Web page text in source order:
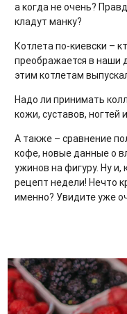
а когда не очень?
кладут манку?
Котлета по-киевски –
преображается в наши
этим котлетам
Надо ли принимать
кожи, суставов, ногтей
А также – сравнение
кофе, новые данные о
ужинов на фигуру. Ну
рецепт недели! Нечто
именно? Увидите уже